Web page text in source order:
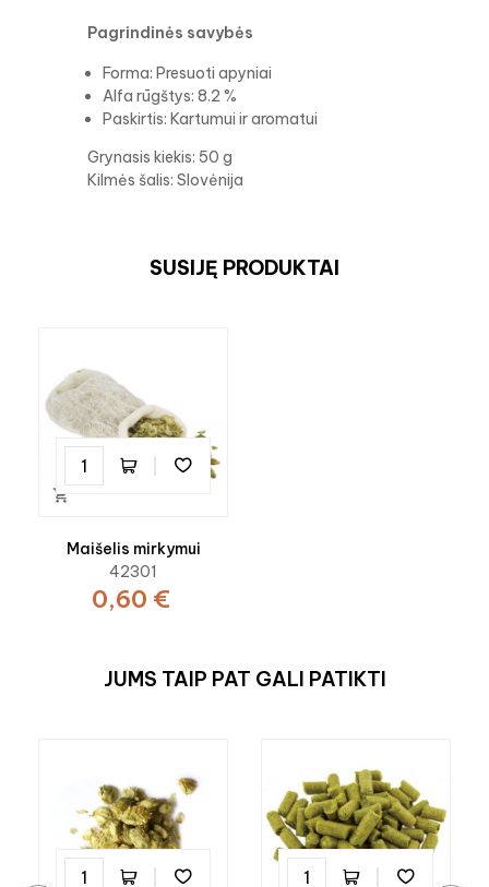
Pagrindinės savybės
Forma: Presuoti apyniai
Alfa rūgštys: 8.2 %
Paskirtis: Kartumui ir aromatui
Grynasis kiekis: 50 g
Kilmės šalis: Slovėnija
SUSIJĘ PRODUKTAI

Maišelis mirkymui
42301
0,60 €
JUMS TAIP PAT GALI PATIKTI